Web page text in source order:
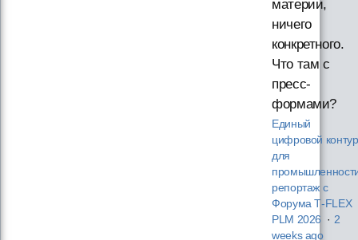
материи,
ничего
конкретного.
Что там с
пресс-
формами?
Единый
цифровой контур
для
репортаж с
Форума T‑FLEX
PLM 2026 · 2
weeks ago